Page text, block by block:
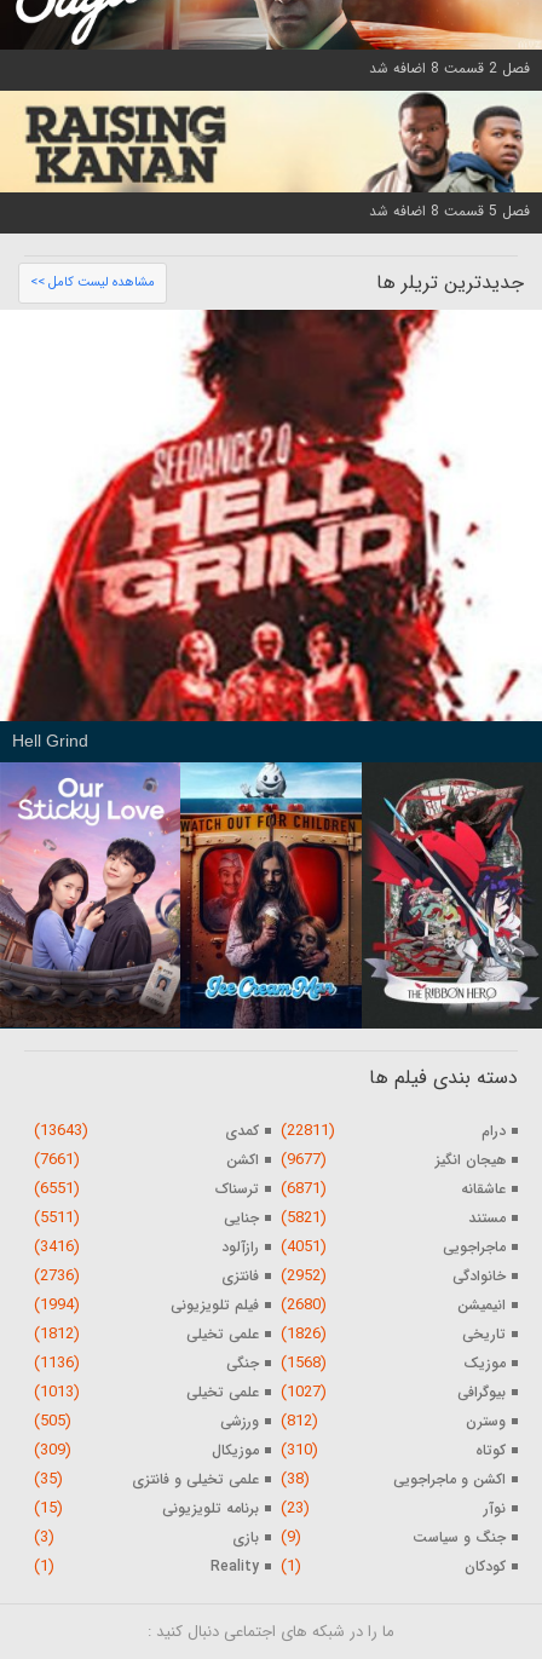
فصل 2 قسمت 8 اضافه شد
فصل 5 قسمت 8 اضافه شد
جدیدترین تریلر ها مشاهده لیست کامل >>
Hell Grind
دسته بندی فیلم ها
درام (22811) کمدی (13643)
هیجان انگیز (9677) اکشن (7661)
عاشقانه (6871) ترسناک (6551)
مستند (5821) جنایی (5511)
ماجراجویی (4051) رازآلود (3416)
خانوادگی (2952) فانتزی (2736)
انیمیشن (2680) فیلم تلویزیونی (1994)
تاریخی (1826) علمی تخیلی (1812)
موزیک (1568) جنگی (1136)
بیوگرافی (1027) علمی تخیلی (1013)
وسترن (812) ورزشی (505)
کوتاه (310) موزیکال (309)
اکشن و ماجراجویی (38) علمی تخیلی و فانتزی (35)
نوآر (23) برنامه تلویزیونی (15)
جنگ و سیاست (9) بازی (3)
کودکان (1)
Reality
(1)
ما را در شبکه های اجتماعی دنبال کنید :